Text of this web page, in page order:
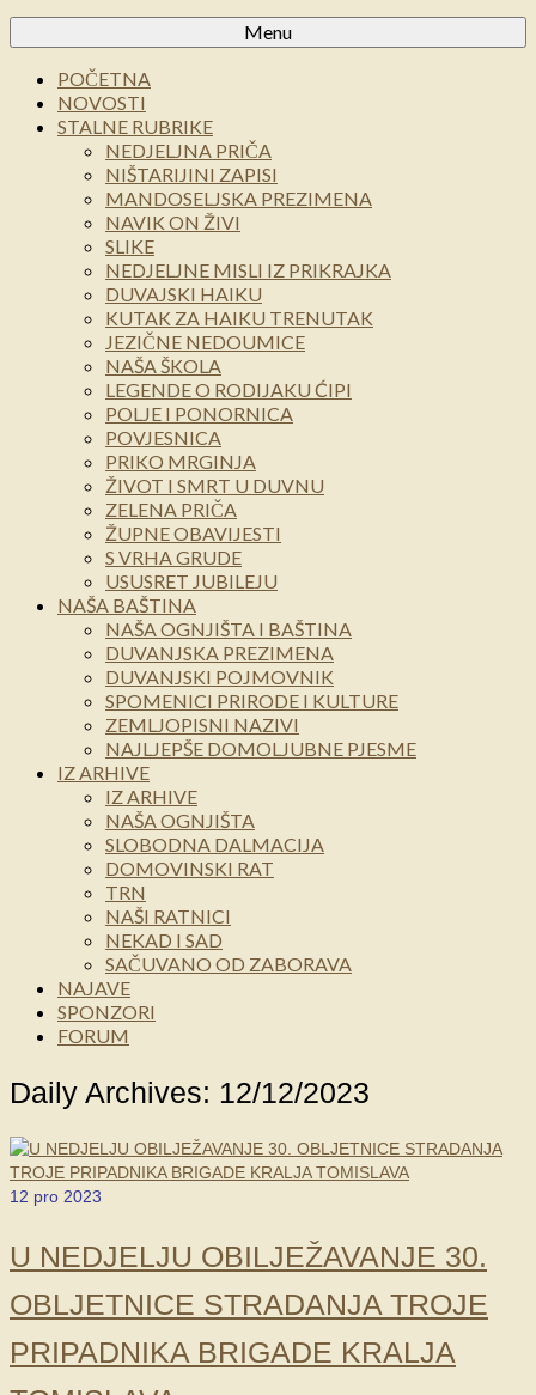
Menu
POČETNA
NOVOSTI
STALNE RUBRIKE
NEDJELJNA PRIČA
NIŠTARIJINI ZAPISI
MANDOSELJSKA PREZIMENA
NAVIK ON ŽIVI
SLIKE
NEDJELJNE MISLI IZ PRIKRAJKA
DUVAJSKI HAIKU
KUTAK ZA HAIKU TRENUTAK
JEZIČNE NEDOUMICE
NAŠA ŠKOLA
LEGENDE O RODIJAKU ĆIPI
POLJE I PONORNICA
POVJESNICA
PRIKO MRGINJA
ŽIVOT I SMRT U DUVNU
ZELENA PRIČA
ŽUPNE OBAVIJESTI
S VRHA GRUDE
USUSRET JUBILEJU
NAŠA BAŠTINA
NAŠA OGNJIŠTA I BAŠTINA
DUVANJSKA PREZIMENA
DUVANJSKI POJMOVNIK
SPOMENICI PRIRODE I KULTURE
ZEMLJOPISNI NAZIVI
NAJLJEPŠE DOMOLJUBNE PJESME
IZ ARHIVE
IZ ARHIVE
NAŠA OGNJIŠTA
SLOBODNA DALMACIJA
DOMOVINSKI RAT
TRN
NAŠI RATNICI
NEKAD I SAD
SAČUVANO OD ZABORAVA
NAJAVE
SPONZORI
FORUM
Daily Archives: 12/12/2023
12 pro 2023
U NEDJELJU OBILJEŽAVANJE 30.
OBLJETNICE STRADANJA TROJE
PRIPADNIKA BRIGADE KRALJA